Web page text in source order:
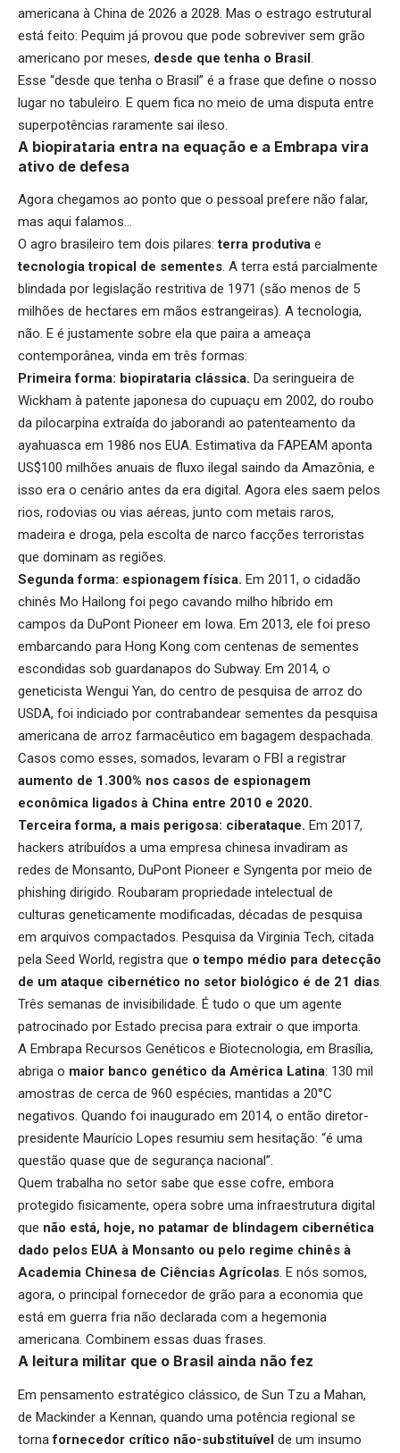
americana à China de 2026 a 2028. Mas o estrago estrutural
está feito: Pequim já provou que pode sobreviver sem grão
americano por meses, desde que tenha o Brasil.
Esse “desde que tenha o Brasil” é a frase que define o nosso
lugar no tabuleiro. E quem fica no meio de uma disputa entre
superpotências raramente sai ileso.
A biopirataria entra na equação e a Embrapa vira
ativo de defesa
Agora chegamos ao ponto que o pessoal prefere não falar,
mas aqui falamos…
O agro brasileiro tem dois pilares:terra produtiva e
tecnologia tropical de sementes. A terra está parcialmente
blindada por legislação restritiva de 1971 (são menos de 5
milhões de hectares em mãos estrangeiras). A tecnologia,
não. E é justamente sobre ela que paira a ameaça
contemporânea, vinda em três formas:
Primeira forma: biopirataria clássica. Da seringueira de
Wickham à patente japonesa do cupuaçu em 2002, do roubo
da pilocarpina extraída do jaborandi ao patenteamento da
ayahuasca em 1986 nos EUA. Estimativa da FAPEAM aponta
US$100 milhões anuais de fluxo ilegal saindo da Amazônia, e
isso era o cenário antes da era digital. Agora eles saem pelos
rios, rodovias ou vias aéreas, junto com metais raros,
madeira e droga, pela escolta de narco facções terroristas
que dominam as regiões.
Segunda forma: espionagem física. Em 2011, o cidadão
chinês Mo Hailong foi pego cavando milho híbrido em
campos da DuPont Pioneer em Iowa. Em 2013, ele foi preso
embarcando para Hong Kong com centenas de sementes
escondidas sob guardanapos do Subway. Em 2014, o
geneticista Wengui Yan, do centro de pesquisa de arroz do
USDA, foi indiciado por contrabandear sementes da pesquisa
americana de arroz farmacêutico em bagagem despachada.
Casos como esses, somados, levaram o FBI a registrar
aumento de 1.300% nos casos de espionagem
econômica ligados à China entre 2010 e 2020.
Terceira forma, a mais perigosa: ciberataque. Em 2017,
hackers atribuídos a uma empresa chinesa invadiram as
redes de Monsanto, DuPont Pioneer e Syngenta por meio de
phishing dirigido. Roubaram propriedade intelectual de
culturas geneticamente modificadas, décadas de pesquisa
em arquivos compactados. Pesquisa da Virginia Tech, citada
pela Seed World, registra que o tempo médio para detecção
de um ataque cibernético no setor biológico é de 21 dias.
Três semanas de invisibilidade. É tudo o que um agente
patrocinado por Estado precisa para extrair o que importa.
A Embrapa Recursos Genéticos e Biotecnologia, em Brasília,
abriga o maior banco genético da América Latina: 130 mil
amostras de cerca de 960 espécies, mantidas a 20°C
negativos. Quando foi inaugurado em 2014, o então diretor-
presidente Maurício Lopes resumiu sem hesitação: “é uma
questão quase que de segurança nacional”.
Quem trabalha no setor sabe que esse cofre, embora
protegido fisicamente, opera sobre uma infraestrutura digital
que não está, hoje, no patamar de blindagem cibernética
dado pelos EUA à Monsanto ou pelo regime chinês à
Academia Chinesa de Ciências Agrícolas. E nós somos,
agora, o principal fornecedor de grão para a economia que
está em guerra fria não declarada com a hegemonia
americana. Combinem essas duas frases.
A leitura militar que o Brasil ainda não fez
Em pensamento estratégico clássico, de Sun Tzu a Mahan,
de Mackinder a Kennan, quando uma potência regional se
tornafornecedor crítico não-substituível de um insumo